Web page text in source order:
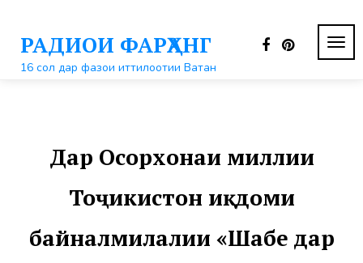
контентуРАДИОИ ФАРҲАНГ
16 сол дар фазои иттилоотии Ватан
Дар Осорхонаи миллии
Тоҷикистон иқдоми
байналмилалии «Шабе дар